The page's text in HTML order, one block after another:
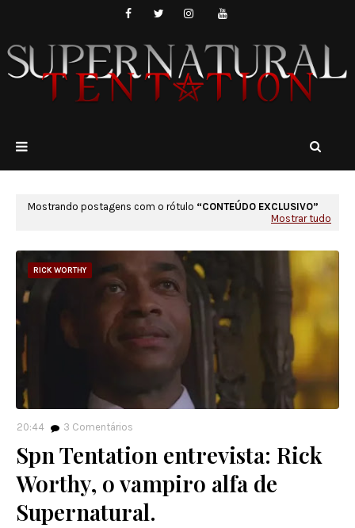
Mostrando postagens com o rótulo
CONTEÚDO EXCLUSIVO
Mostrar tudo
RICK WORTHY
20:44 3 Comentários
Spn Tentation entrevista: Rick
Worthy, o vampiro alfa de
Supernatural.